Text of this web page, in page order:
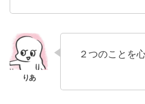
２つのことを